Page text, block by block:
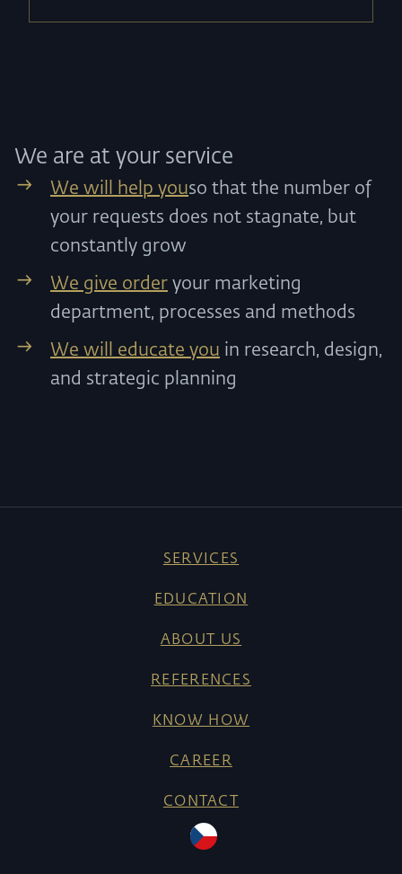
We are at your service
We will help youso that the number of
your requests does not stagnate, but
constantly grow
We give order your marketing
department, processes and methods
We will educate you in research, design,
and strategic planning
SERVICES
EDUCATION
ABOUT US
REFERENCES
KNOW HOW
CAREER
CONTACT